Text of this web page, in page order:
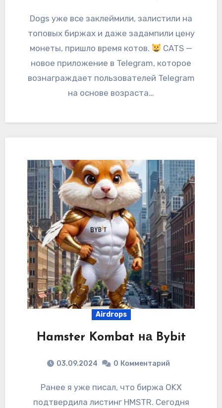
Dogs уже все заклеймили, залистили на
топовых биржах и даже задампили цену
монеты, пришло время котов.
CATS —
новое приложение в Telegram, которое
вознаграждает пользователей Telegram
на основе возраста…
Airdrops
Hamster Kombat на Bybit
03.09.2024 0 Комментарий
Ранее я уже писал, что биржа OKX
подтвердила листинг HMSTR. Сегодня